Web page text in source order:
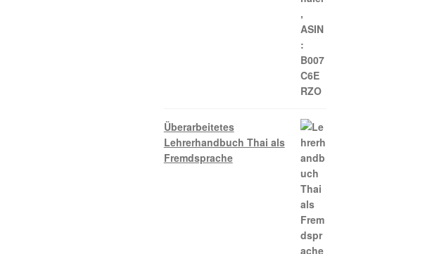
Überarbeitetes
Lehrerhandbuch Thai als
Fremdsprache